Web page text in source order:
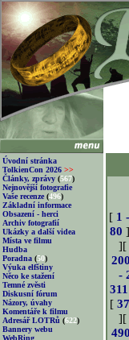
Úvodní stránka
TolkienCon 2026 >>
Články, zprávy (567)
Nejnovější fotografie
Vaše recenze (496)
Základní informace
Obsazení - herci
Archiv fotografií
Ukázky a další videa
Místa ve filmu
Hudba
Poradna (50)
Výuka elfštiny
Něco ke stažení
Temné zvěsti
Diskusní fórum
Názory, úvahy
Komentáře k filmu
Adresář LOTRů (622)
Bannery webu
WebRing
[ 1
80
][
200
-
[
][
490